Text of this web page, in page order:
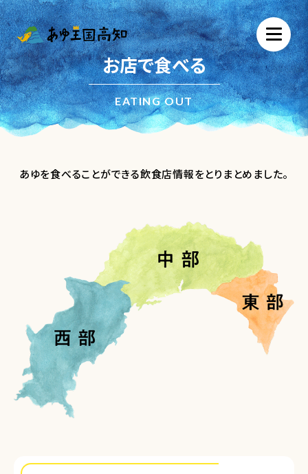
お店で食べる
EATING OUT
あゆを食べることができる飲食店情報をとりまとめました。